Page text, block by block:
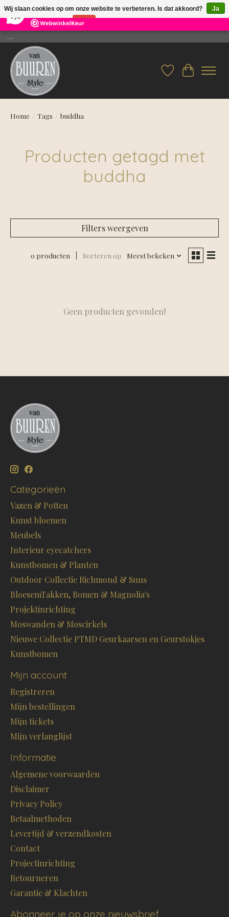
26 Reviews ×
....
Verlanglijst
Home / Tags / buddha
Producten getagd met
buddha
Filters weergeven
0 producten Sorteren op Meest bekeken
Geen producten gevonden!
Categorieën
Vazen & Potten
Kunst bloemen
Meubels
Interieur eyecatchers
Kunstbomen & Planten
Outdoor Collectie Richmond & Suns
BloesemTakken, Bomen & Magnolia's
Projektinrichting
Moswanden & Moscirkels
Nieuwe Collectie PTMD Geurkaarsen en Geurstokjes
Kunstbomen
Mijn account
Registreren
Mijn bestellingen
Mijn tickets
Mijn verlanglijst
Informatie
Algemene voorwaarden
Disclaimer
Privacy Policy
Betaalmethoden
Levertijd & verzendkosten
Contact
Projectinrichting
Retourneren
Garantie & Klachten
Abonneer je op onze nieuwsbrief
Wij slaan cookies op om onze website te verbeteren. Is dat akkoord?
Ja
Nee